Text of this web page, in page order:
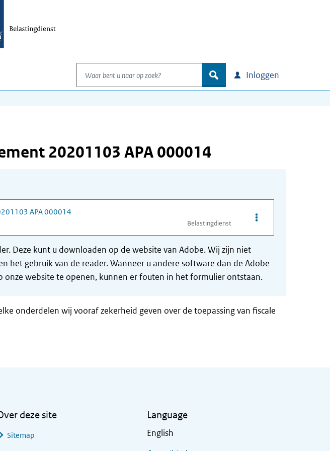
Waar bent u naar op zoek?
zoek Inloggen
20201103 APA 000014
APA 000014
Belastingdienst
Opties van bestand
Deze kunt u downloaden op de website van Adobe. Wij zijn niet
het gebruik van de reader. Wanneer u andere software dan de Adobe
onze website te openen, kunnen er fouten in het formulier ontstaan.
onderdelen wij vooraf zekerheid geven over de toepassing van fiscale
deze site
Sitemap
Language
English